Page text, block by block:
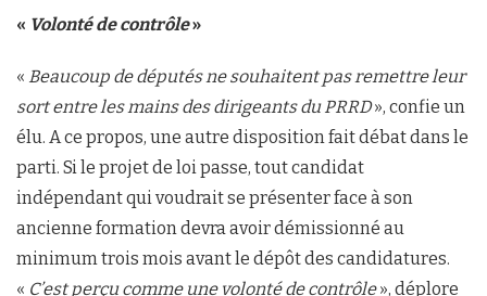
« Volonté de contrôle»
« Beaucoup de députés ne souhaitent pas remettre leur
sort entre les mains des dirigeants du PRRD», confie un
élu. A ce propos, une autre disposition fait débat dans le
parti. Si le projet de loi passe, tout candidat
indépendant qui voudrait se présenter face à son
ancienne formation devra avoir démissionné au
minimum trois mois avant le dépôt des candidatures.
« C’est perçu comme une volonté de contrôle», déplore